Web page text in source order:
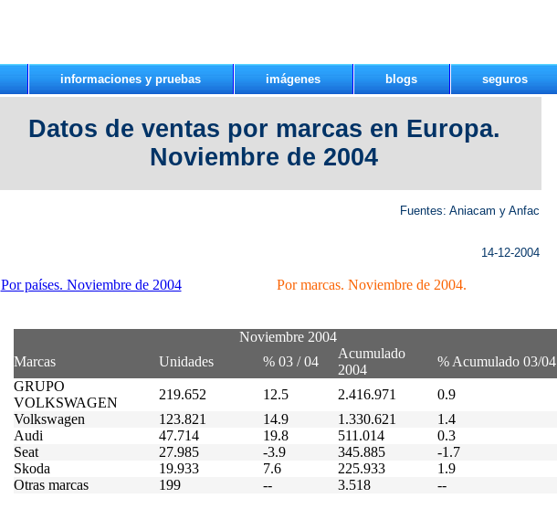
informaciones y pruebas imágenes blogs seguros
Datos de ventas por marcas en Europa.
Noviembre de 2004
Fuentes: Aniacam y Anfac
14-12-2004
Por países. Noviembre de 2004 Por marcas. Noviembre de 2004.
Noviembre 2004
Marcas
Unidades % 03 / 04
Acumulado
2004
% Acumulado 03/04
GRUPO
VOLKSWAGEN
219.652 12.5 2.416.971
0.9
Volkswagen
123.821 14.9 1.330.621
1.4
Audi
47.714 19.8 511.014
0.3
Seat
27.985 -3.9 345.885
-1.7
Skoda
19.933 7.6 225.933
1.9
Otras marcas
199 -- 3.518 --